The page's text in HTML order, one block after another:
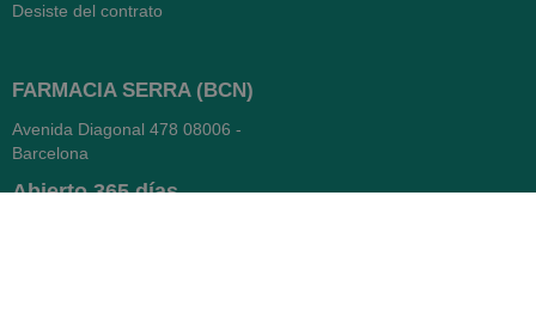
Desiste del contrato
FARMACIA SERRA (BCN)
Avenida Diagonal 478 08006 -
Barcelona
Abierto 365 días